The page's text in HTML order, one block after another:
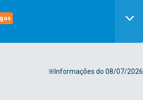
※Informações do 08/07/2026.